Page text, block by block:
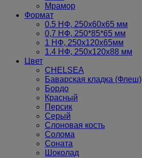
Мрамор
Формат
0.5 НФ, 250х60х65 мм
0,7 НФ, 250*85*65 мм
1 НФ, 250х120х65мм
1.4 НФ, 250х120х88 мм
Цвет
CHELSEA
Баварская кладка (Флеш)
Бордо
Красный
Персик
Серый
Слоновая кость
Солома
Соната
Шоколад